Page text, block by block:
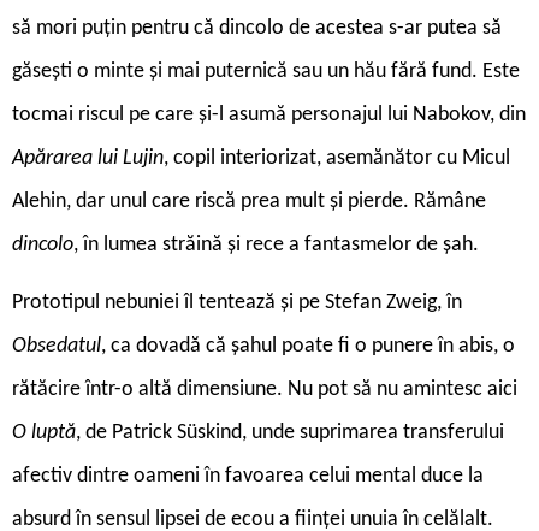
să mori puțin pentru că dincolo de acestea s-ar putea să
găsești o minte și mai puternică sau un hău fără fund. Este
tocmai riscul pe care și-l asumă personajul lui Nabokov, din
Apărarea lui Lujin, copil interiorizat, asemănător cu Micul
Alehin, dar unul care riscă prea mult și pierde. Rămâne
dincolo, în lumea străină și rece a fantasmelor de șah.
Prototipul nebuniei îl tentează și pe Stefan Zweig, în
Obsedatul, ca dovadă că șahul poate fi o punere în abis, o
rătăcire într-o altă dimensiune. Nu pot să nu amintesc aici
O luptă, de Patrick Süskind, unde suprimarea transferului
afectiv dintre oameni în favoarea celui mental duce la
absurd în sensul lipsei de ecou a ființei unuia în celălalt.